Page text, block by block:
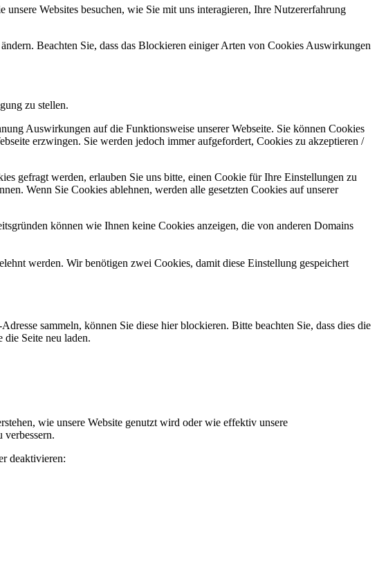
Websites besuchen, wie Sie mit uns interagieren, Ihre Nutzererfahrung
Beachten Sie, dass das Blockieren einiger Arten von Cookies Auswirkungen
zu stellen.
Auswirkungen auf die Funktionsweise unserer Webseite. Sie können Cookies
erzwingen. Sie werden jedoch immer aufgefordert, Cookies zu akzeptieren /
gefragt werden, erlauben Sie uns bitte, einen Cookie für Ihre Einstellungen zu
Wenn Sie Cookies ablehnen, werden alle gesetzten Cookies auf unserer
können wie Ihnen keine Cookies anzeigen, die von anderen Domains
werden. Wir benötigen zwei Cookies, damit diese Einstellung gespeichert
sammeln, können Sie diese hier blockieren. Bitte beachten Sie, dass dies die
Seite neu laden.
wie unsere Website genutzt wird oder wie effektiv unsere
deaktivieren: